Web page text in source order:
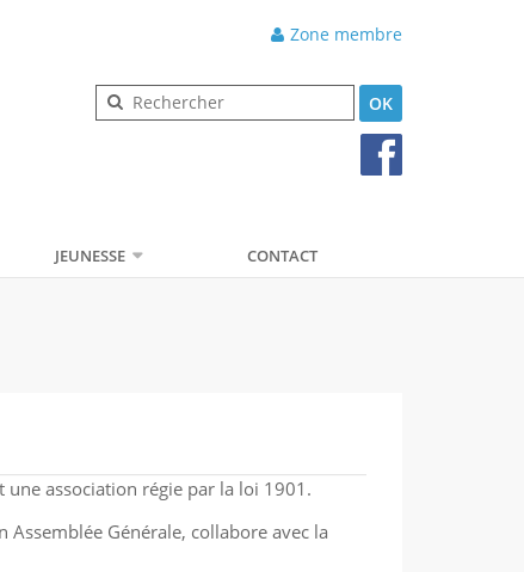
Zone membre
OK
JEUNESSE CONTACT
une association régie par la loi 1901.
Assemblée Générale, collabore avec la